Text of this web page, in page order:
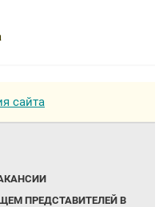
сайта
ПРЕДСТАВИТЕЛЕЙ В